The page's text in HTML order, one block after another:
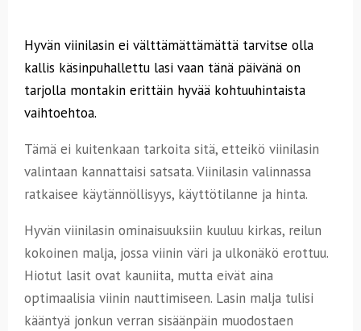
Hyvän viinilasin ei välttämättämättä tarvitse olla
kallis käsinpuhallettu lasi vaan tänä päivänä on
tarjolla montakin erittäin hyvää kohtuuhintaista
vaihtoehtoa.
Tämä ei kuitenkaan tarkoita sitä, etteikö viinilasin
valintaan kannattaisi satsata. Viinilasin valinnassa
ratkaisee käytännöllisyys, käyttötilanne ja hinta.
Hyvän viinilasin ominaisuuksiin kuuluu kirkas, reilun
kokoinen malja, jossa viinin väri ja ulkonäkö erottuu.
Hiotut lasit ovat kauniita, mutta eivät aina
optimaalisia viinin nauttimiseen. Lasin malja tulisi
kääntyä jonkun verran sisäänpäin muodostaen